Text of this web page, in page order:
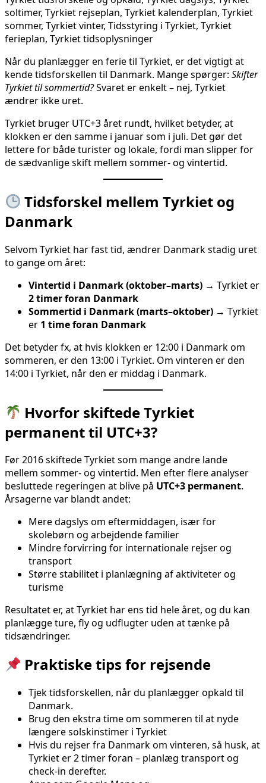
Når du planlægger en ferie til Tyrkiet, er det vigtigt at
kende tidsforskellen til Danmark. Mange spørger: Skifter
Tyrkiet til sommertid?Svaret er enkelt – nej, Tyrkiet
ændrer ikke uret.
Tyrkiet bruger UTC+3 året rundt, hvilket betyder, at
klokken er den samme i januar som i juli. Det gør det
lettere for både turister og lokale, fordi man slipper for
de sædvanlige skift mellem sommer- og vintertid.
Tidsforskel mellem Tyrkiet og
Danmark
Selvom Tyrkiet har fast tid, ændrer Danmark stadig uret
to gange om året:
Vintertid i Danmark (oktober–marts) → Tyrkiet er
2 timer foran Danmark
Sommertid i Danmark (marts–oktober) → Tyrkiet
er 1 time foran Danmark
Det betyder fx, at hvis klokken er 12:00 i Danmark om
sommeren, er den 13:00 i Tyrkiet. Om vinteren er den
14:00 i Tyrkiet, når den er middag i Danmark.
Hvorfor skiftede Tyrkiet
permanent til UTC+3?
Før 2016 skiftede Tyrkiet som mange andre lande
mellem sommer- og vintertid. Men efter flere analyser
besluttede regeringen at blive på UTC+3 permanent.
Årsagerne var blandt andet:
Mere dagslys om eftermiddagen, især for
skolebørn og arbejdende familier
Mindre forvirring for internationale rejser og
transport
Større stabilitet i planlægning af aktiviteter og
turisme
Resultatet er, at Tyrkiet har ens tid hele året, og du kan
planlægge ture, fly og udflugter uden at tænke på
tidsændringer.
Praktiske tips for rejsende
Tjek tidsforskellen, når du planlægger opkald til
Danmark.
Brug den ekstra time om sommeren til at nyde
længere solskinstimer i Tyrkiet
Hvis du rejser fra Danmark om vinteren, så husk, at
Tyrkiet er 2 timer foran – planlæg transport og
check-in derefter.